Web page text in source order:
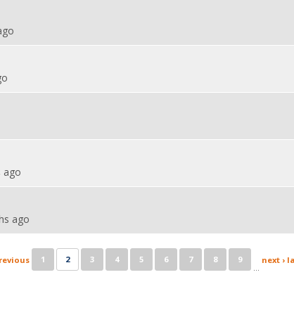
ago
ago
1 2 3 4 5 6 7 8
9
…
next ›